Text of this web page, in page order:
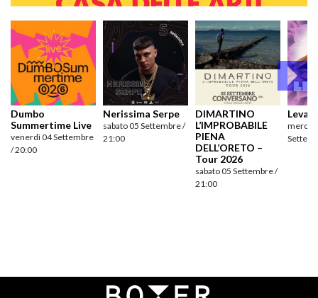
Dumbo
Summertime Live
venerdì 04 Settembre
/ 20:00
Nerissima Serpe
sabato 05 Settembre /
21:00
DIMARTINO
L’IMPROBABILE
PIENA
DELL’ORETO –
Tour 2026
sabato 05 Settembre /
21:00
Navigazione